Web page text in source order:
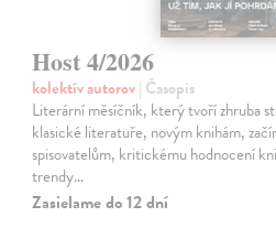
Host 4/2026
kolektív autorov| Časopis
Literární měsíčník, který tvoří zhruba
klasické literatuře, novým knihám,
spisovatelům, kritickému hodnocení
trendy…
Zasielame do 12 dní